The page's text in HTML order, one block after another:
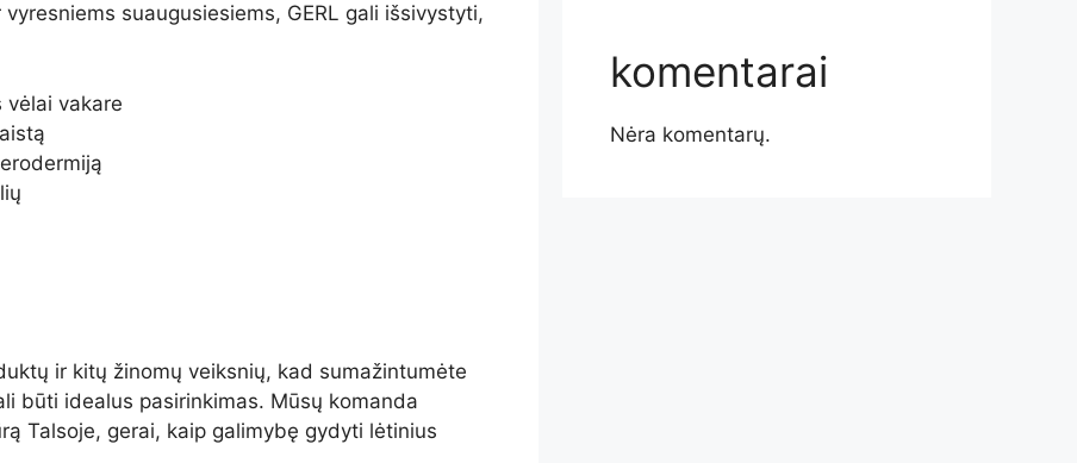
suaugusiesiems, GERL gali išsivystyti,
vėlai vakare
ir kitų žinomų veiksnių, kad sumažintumėte
būti idealus pasirinkimas. Mūsų komanda
Talsoje, gerai, kaip galimybę gydyti lėtinius
komentarai
Nėra komentarų.